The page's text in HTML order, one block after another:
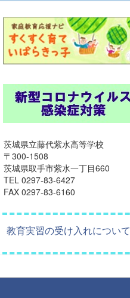
茨城県立藤代紫水高等学校
〒300-1508
茨城県取手市紫水一丁目660
TEL 0297-83-6427
FAX 0297-83-6160
教育実習の受け入れについて